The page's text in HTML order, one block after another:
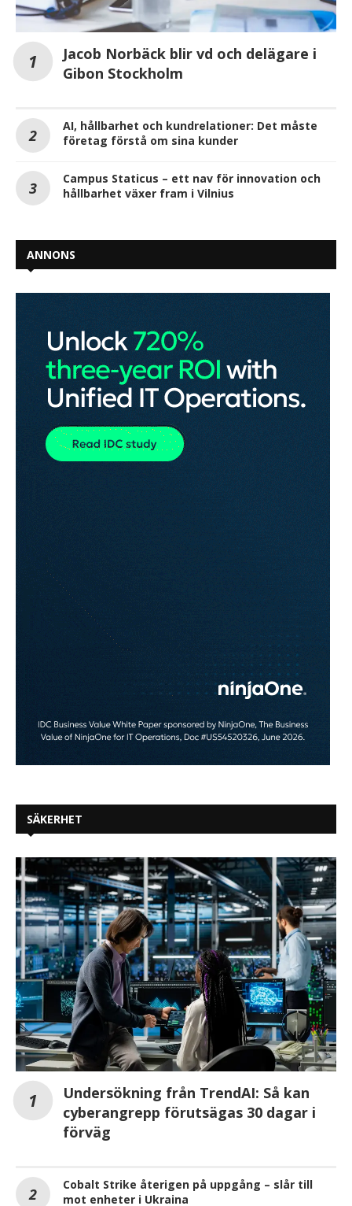
Jacob Norbäck blir vd och delägare i
Gibon Stockholm
AI, hållbarhet och kundrelationer: Det måste
företag förstå om sina kunder
Campus Staticus – ett nav för innovation och
hållbarhet växer fram i Vilnius
ANNONS
SÄKERHET
Undersökning från TrendAI: Så kan
cyberangrepp förutsägas 30 dagar i
förväg
Cobalt Strike återigen på uppgång – slår till
mot enheter i Ukraina